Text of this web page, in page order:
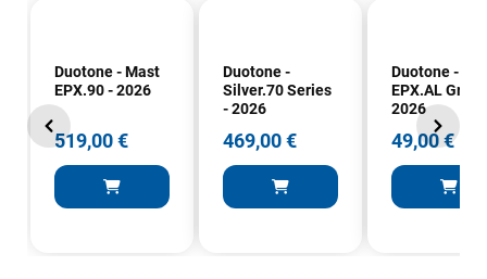
Duotone - Mast
EPX.90 - 2026
519,00 €
Duotone -
Silver.70 Series
- 2026
469,00 €
Duotone -
EPX.AL Grom
2026
49,00 €